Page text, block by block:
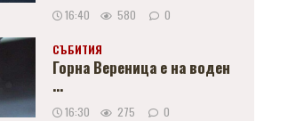
16:40 580 0
СЪБИТИЯ
Горна Вереница е на воден
...
16:30 275 0